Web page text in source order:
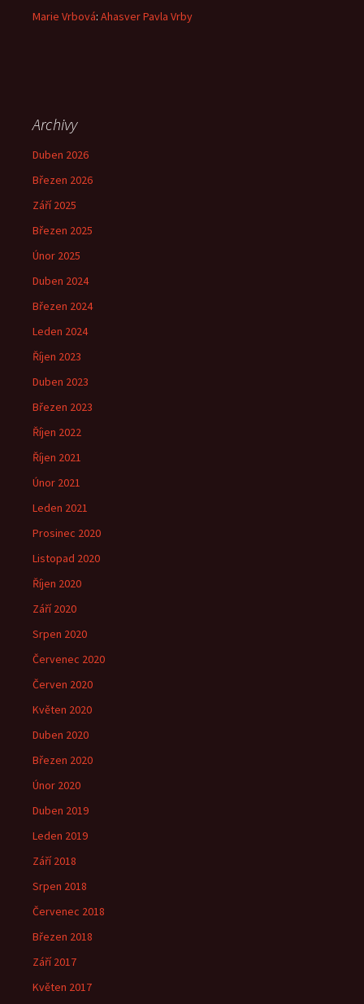
Marie Vrbová: Ahasver Pavla Vrby
Archivy
Duben 2026
Březen 2026
Září 2025
Březen 2025
Únor 2025
Duben 2024
Březen 2024
Leden 2024
Říjen 2023
Duben 2023
Březen 2023
Říjen 2022
Říjen 2021
Únor 2021
Leden 2021
Prosinec 2020
Listopad 2020
Říjen 2020
Září 2020
Srpen 2020
Červenec 2020
Červen 2020
Květen 2020
Duben 2020
Březen 2020
Únor 2020
Duben 2019
Leden 2019
Září 2018
Srpen 2018
Červenec 2018
Březen 2018
Září 2017
Květen 2017